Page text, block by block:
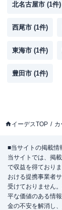
北名古屋市 (1件)
西尾市 (1件)
東海市 (1件)
豊田市 (1件)
イーデスTOP カ
■当サイトの掲載情
当サイトでは、掲
で収益を得ており
おける提携事業者
受けておりません
平な価値のある情
金の不安を解消し